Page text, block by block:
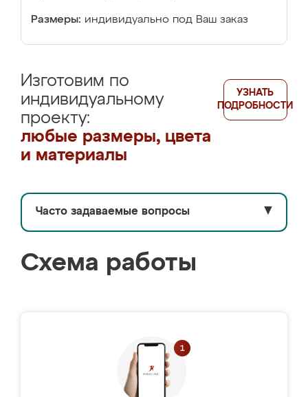
Размеры: индивидуально под Ваш заказ
Изготовим по
индивидуальному
проекту:
любые размеры, цвета
и материалы
УЗНАТЬ
ПОДРОБНОСТИ
Часто задаваемые вопросы ▼
Схема работы